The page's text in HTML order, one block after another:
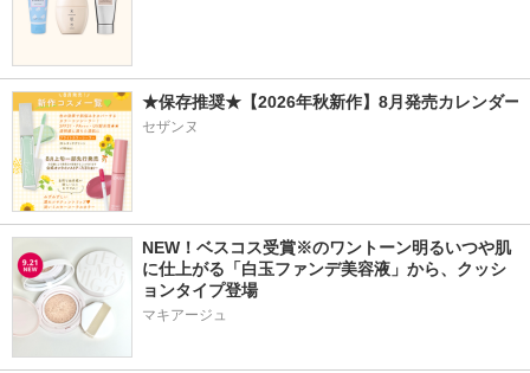
★保存推奨★【2026年秋新作】8月発売カレンダー
セザンヌ
NEW！ベスコス受賞※のワントーン明るいつや肌
に仕上がる「白玉ファンデ美容液」から、クッシ
ョンタイプ登場
マキアージュ